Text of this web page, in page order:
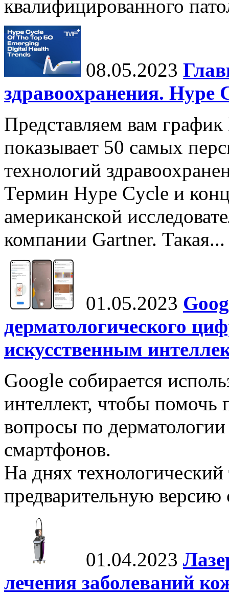
квалифицированного
08.05.2023
здравоохранения. Hype
Представляем вам
показывает 50 самых
технологий
Термин Hype Cycle и
американской
компании Gartner. Такая...
01.05.2023
дерматологического
искусственным
Google собирается
интеллект, чтобы помочь
вопросы по
смартфонов.
На днях технологический
предварительную версию
01.04.2023
лечения заболеваний